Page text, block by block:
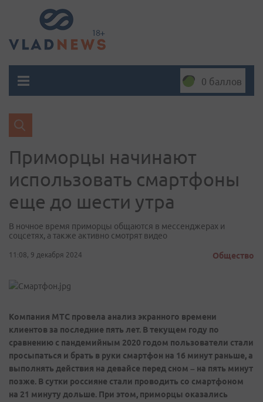
0 баллов
Приморцы начинают
использовать смартфоны
еще до шести утра
В ночное время приморцы общаются в мессенджерах и
соцсетях, а также активно смотрят видео
11:08, 9 декабря 2024 Общество
Компания МТС провела анализ экранного времени
клиентов за последние пять лет. В текущем году по
сравнению с пандемийным 2020 годом пользователи стали
просыпаться и брать в руки смартфон на 16 минут раньше, а
выполнять действия на девайсе перед сном – на пять минут
позже. В сутки россияне стали проводить со смартфоном
на 21 минуту дольше. При этом, приморцы оказались